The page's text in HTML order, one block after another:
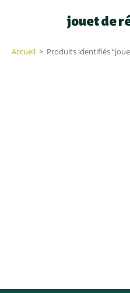
jouet de
Accueil > Produits identifiés